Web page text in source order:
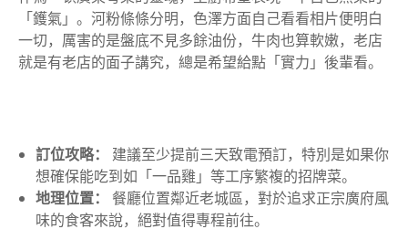
「鑊氣」。河粉條條分明，色澤方面自己看看相片便明白
一切，厲害的是盤底不見多餘油份，牛肉也算軟嫩，老店
就是有老店的面子講究，總是希望給點「實力」後輩看。
訂位攻略：
建議至少提前三天致電預訂，特別是如果你
想確保能吃到如「一品雞」等工序繁複的招牌菜。
地理位置：
餐廳位置鄰近老城區，對於追求正宗廣府風
味的食客來說，絕對值得專程前往。